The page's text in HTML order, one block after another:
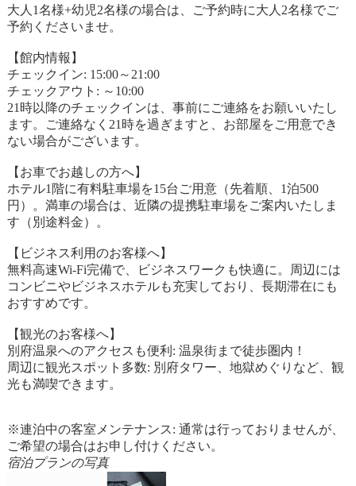
大人1名様+幼児2名様の場合は、ご予約時に大人2名様でご
予約くださいませ。
【館内情報】
チェックイン: 15:00～21:00
チェックアウト: ～10:00
21時以降のチェックインは、事前にご連絡をお願いいたし
ます。ご連絡なく21時を過ぎますと、お部屋をご用意でき
ない場合がございます。
【お車でお越しの方へ】
ホテル1階に有料駐車場を15台ご用意（先着順、1泊500
円）。満車の場合は、近隣の提携駐車場をご案内いたしま
す（別途料金）。
【ビジネス利用のお客様へ】
無料高速Wi-Fi完備で、ビジネスワークも快適に。周辺には
コンビニやビジネスホテルも充実しており、長期滞在にも
おすすめです。
【観光のお客様へ】
別府温泉へのアクセスも便利: 温泉街まで徒歩圏内！
周辺に観光スポット多数: 別府タワー、地獄めぐりなど、観
光も満喫できます。
※連泊中の客室メンテナンス: 通常は行っておりませんが、
ご希望の場合はお申し付けください。
宿泊プランの写真